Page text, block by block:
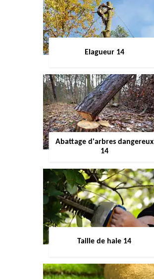
Elagueur 14
Abattage d'arbres dangereux
14
Taille de haie 14